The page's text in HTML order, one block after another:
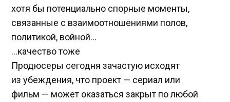
хотя бы потенциально спорные моменты,
связанные с взаимоотношениями полов,
политикой, войной…
…качество тоже
Продюсеры сегодня зачастую исходят
из убеждения, что проект — сериал или
фильм — может оказаться закрыт по любой